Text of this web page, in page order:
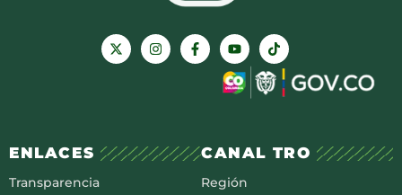
ENLACES
Transparencia
CANAL TRO
Región